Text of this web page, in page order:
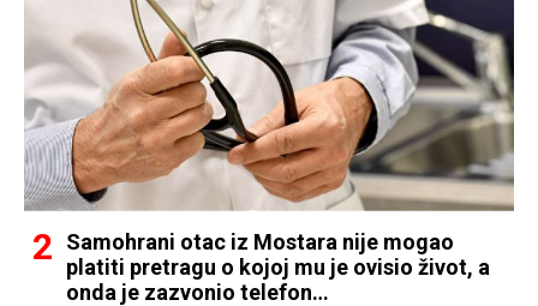
Samohrani otac iz Mostara nije mogao
platiti pretragu o kojoj mu je ovisio život, a
onda je zazvonio telefon…